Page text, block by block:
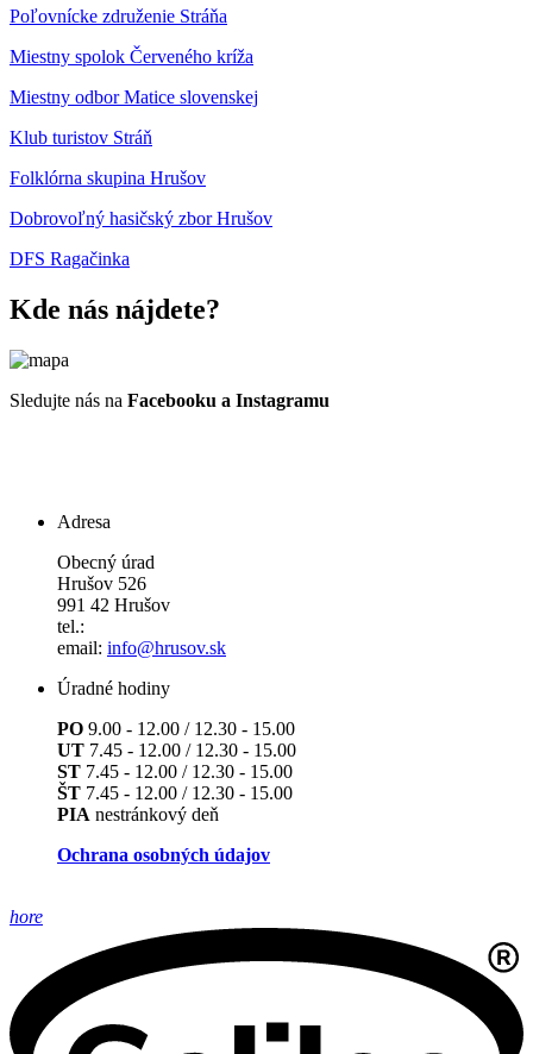
Poľovnícke združenie Stráňa
Miestny spolok Červeného kríža
Miestny odbor Matice slovenskej
Klub turistov Stráň
Folklórna skupina Hrušov
Dobrovoľný hasičský zbor Hrušov
DFS Ragačinka
Kde nás nájdete?
Sledujte nás na Facebooku a Instagramu
Adresa
Obecný úrad
Hrušov 526
991 42 Hrušov
tel.:
email: info@hrusov.sk
Úradné hodiny
PO 9.00 - 12.00 / 12.30 - 15.00
UT 7.45 - 12.00 / 12.30 - 15.00
ST 7.45 - 12.00 / 12.30 - 15.00
ŠT 7.45 - 12.00 / 12.30 - 15.00
PIA nestránkový deň
Ochrana osobných údajov
hore